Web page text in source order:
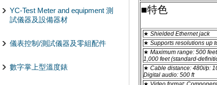
YC-Test Meter and equipment 測
試儀器及設備器材
儀表控制/測試儀器及零組配件
數字掌上型溫度錶
■特色
★ Shielded Ethernet jack
★ Supports resolutions up
★ Maximum range: 500
1,000 feet (standard-
★ Cable distance: 480i/p:
Digital audio: 500 ft